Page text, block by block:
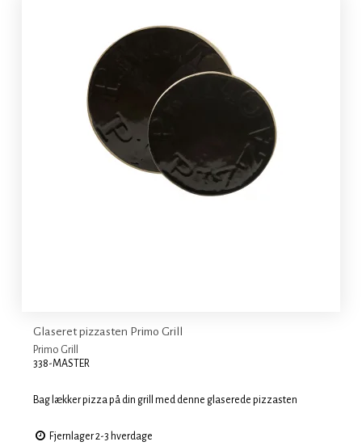
Glaseret pizzasten Primo Grill
Primo Grill
338-MASTER
Bag lækker pizza på din grill med denne glaserede pizzasten
Fjernlager 2-3 hverdage